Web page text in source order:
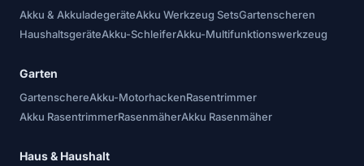
Akku & AkkuladegeräteAkku Werkzeug SetsGartenscheren
HaushaltsgeräteAkku-SchleiferAkku-Multifunktionswerkzeug
Garten
GartenschereAkku-MotorhackenRasentrimmer
Akku RasentrimmerRasenmäherAkku Rasenmäher
Haus & Haushalt